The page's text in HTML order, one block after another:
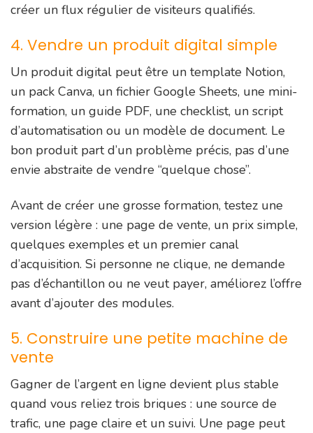
créer un flux régulier de visiteurs qualifiés.
4. Vendre un produit digital simple
Un produit digital peut être un template Notion,
un pack Canva, un fichier Google Sheets, une mini-
formation, un guide PDF, une checklist, un script
d’automatisation ou un modèle de document. Le
bon produit part d’un problème précis, pas d’une
envie abstraite de vendre “quelque chose”.
Avant de créer une grosse formation, testez une
version légère : une page de vente, un prix simple,
quelques exemples et un premier canal
d’acquisition. Si personne ne clique, ne demande
pas d’échantillon ou ne veut payer, améliorez l’offre
avant d’ajouter des modules.
5. Construire une petite machine de
vente
Gagner de l’argent en ligne devient plus stable
quand vous reliez trois briques : une source de
trafic, une page claire et un suivi. Une page peut